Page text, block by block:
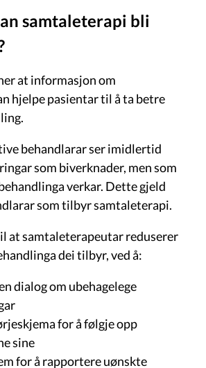
samtaleterapi bli
at informasjon om
hjelpe pasientar til å ta betre
behandlarar ser imidlertid
som biverknader, men som
verkar. Dette gjeld
som tilbyr samtaleterapi.
at samtaleterapeutar reduserer
dei tilbyr, ved å:
dialog om ubehagelege
for å følgje opp
sine
for å rapportere uønskte